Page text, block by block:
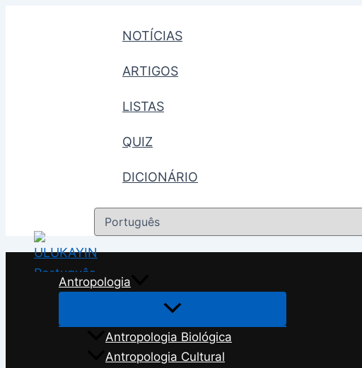
NOTÍCIAS
ARTIGOS
LISTAS
QUIZ
DICIONÁRIO
Escolha
um
Antropologia
Antropologia Biológica
Antropologia Cultural